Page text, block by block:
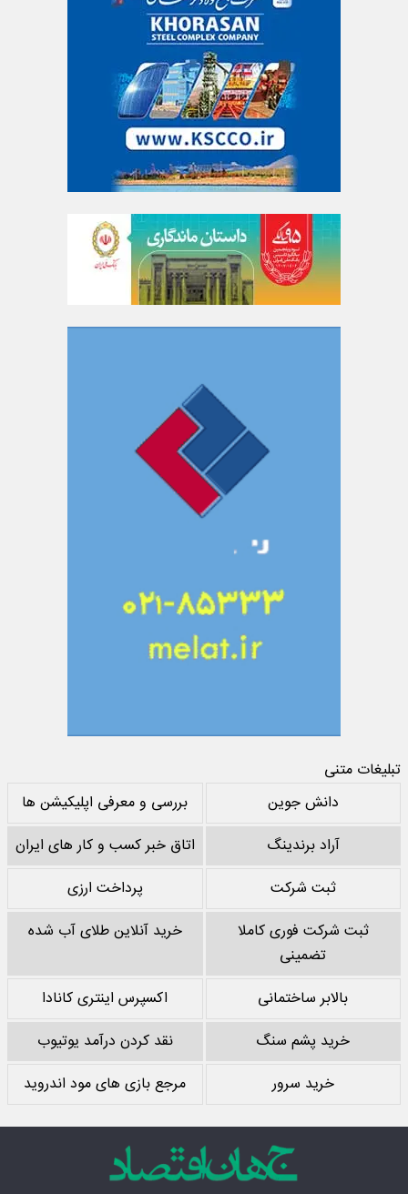
تبلیغات متنی
دانش جوین
بررسی و معرفی اپلیکیشن ها
آراد برندینگ
اتاق خبر کسب و کار های ایران
ثبت شرکت
پرداخت ارزی
ثبت شرکت فوری کاملا
تضمینی
خرید آنلاین طلای آب شده
بالابر ساختمانی
اکسپرس اینتری کانادا
خرید پشم سنگ
نقد کردن درآمد یوتیوب
خرید سرور
مرجع بازی های مود اندروید